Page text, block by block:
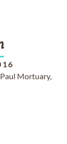
Mortuary,